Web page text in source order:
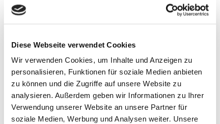
Diese Webseite verwendet Cookies
Wir verwenden Cookies, um Inhalte und Anzeigen zu
personalisieren, Funktionen für soziale Medien anbieten
zu können und die Zugriffe auf unsere Website zu
analysieren. Außerdem geben wir Informationen zu Ihrer
Verwendung unserer Website an unsere Partner für
soziale Medien, Werbung und Analysen weiter. Unsere
ION CLUB bietet außerdem Kitesurfen, Stand
Neopren - meist Shorty (Hochsommer) oder
* Für alle Angaben sowie Öffnungszeiten übernimmt die
Travel People GmbH keine Gewähr. Sie können kurzfristig
vom Anbieter bzw. Stationsbetreiber geändert werden.